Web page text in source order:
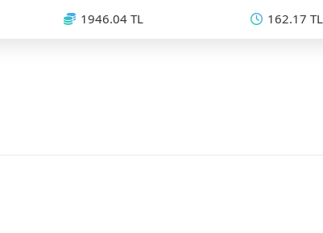
1946.04 TL 162.17 TL